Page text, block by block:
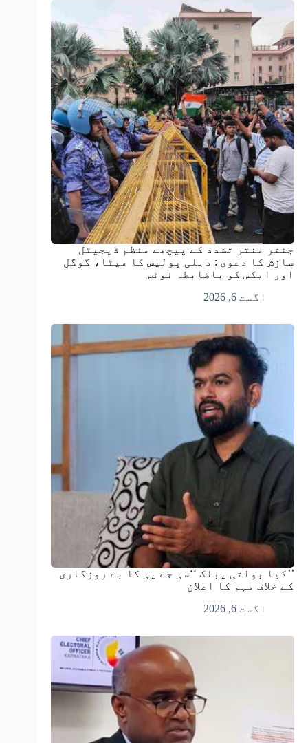
جنتر منتر تشدد کے پیچھے منظم ڈیجیٹل
سازش کا دعوی : دہلی پولیس کا میٹا، گوگل
اور ایکس کو باضابطہ نوٹس
اگست 6, 2026
’’کیا بولتی پبلک ‘‘سی جے پی کا بے روزگاری
کے خلاف مہم کا اعلان
اگست 6, 2026